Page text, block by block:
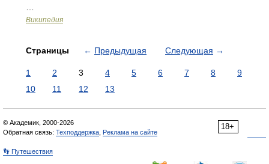
Википедия
Страницы ← Предыдущая Следующая →
1 2 3 4 5 6 7 8
9
10
11 12 13
18+
© Академик, 2000-2026
Обратная связь: Техподдержка Реклама на сайте
👣 Путешествия